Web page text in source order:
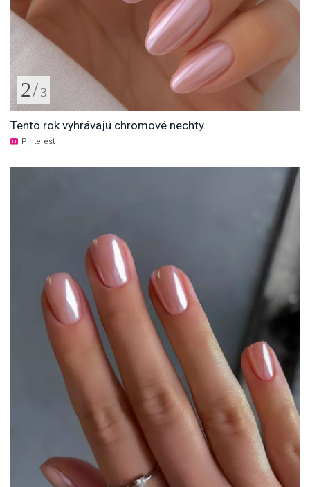
2/3
Tento rok vyhrávajú chromové nechty.
Pinterest